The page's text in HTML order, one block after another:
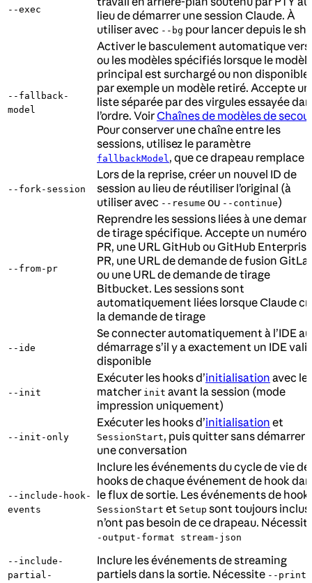
--exec
lieu de démarrer une session Claude. À
utiliser avec --bg pour lancer depuis le
--fallback-
model
Activer le basculement automatique vers
ou les modèles spécifiés lorsque le
principal est surchargé ou non disponible,
par exemple un modèle retiré. Accepte
liste séparée par des virgules essayée
l’ordre. VoirChaînes de modèles de
Pour conserver une chaîne entre les
sessions, utilisez le paramètre
fallbackModel, que ce drapeau remplace
--fork-session
Lors de la reprise, créer un nouvel ID de
session au lieu de réutiliser l’original (à
utiliser avec --resume ou --continue)
--from-pr
Reprendre les sessions liées à une
de tirage spécifique. Accepte un numéro
PR, une URL GitHub ou GitHub Enterprise
PR, une URL de demande de fusion
ou une URL de demande de tirage
Bitbucket. Les sessions sont
automatiquement liées lorsque Claude
la demande de tirage
--ide
Se connecter automatiquement à l’IDE au
démarrage s’il y a exactement un IDE
disponible
--init
Exécuter les hooks d’initialisation avec le
matcher init avant la session (mode
impression uniquement)
--init-only
Exécuter les hooks d’initialisation et
SessionStart, puis quitter sans démarrer
une conversation
--include-hook-
events
Inclure les événements du cycle de vie
hooks de chaque événement de hook
le flux de sortie. Les événements de hook
SessionStart et Setup sont toujours
n’ont pas besoin de ce drapeau.
-output-format stream-json
--include-
partial-
Inclure les événements de streaming
partiels dans la sortie. Nécessite --print